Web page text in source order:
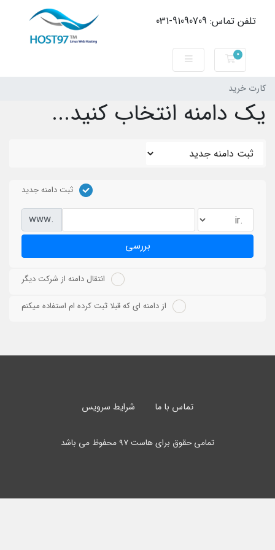
تلفن تماس: 91090709-031
0 کارت خرید
کارت خرید
یک دامنه انتخاب کنید...
ثبت دامنه جدید
www.
بررسی
انتقال دامنه از شرکت دیگر
از دامنه ای که قبلا ثبت کرده ام استفاده میکنم
تماس با ما شرایط سرویس
تمامی حقوق برای هاست 97 محفوظ می باشد